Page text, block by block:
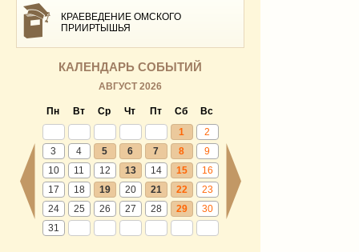
КРАЕВЕДЕНИЕ ОМСКОГО
ПРИИРТЫШЬЯ
КАЛЕНДАРЬ СОБЫТИЙ
АВГУСТ 2026
Пн Вт Ср Чт Пт Сб
Вс
1
2
3
4 5 6 7 8
9
10
11 12 13 14 15
16
17
18 19 20 21 22
23
24
25 26 27 28 29
30
31